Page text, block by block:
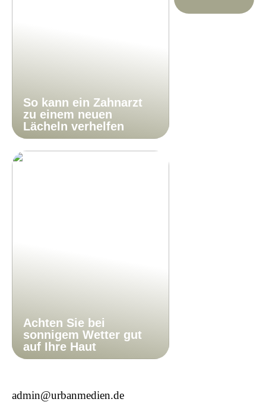
So kann ein Zahnarzt
zu einem neuen
Lächeln verhelfen
Achten Sie bei
sonnigem Wetter gut
auf Ihre Haut
admin@urbanmedien.de